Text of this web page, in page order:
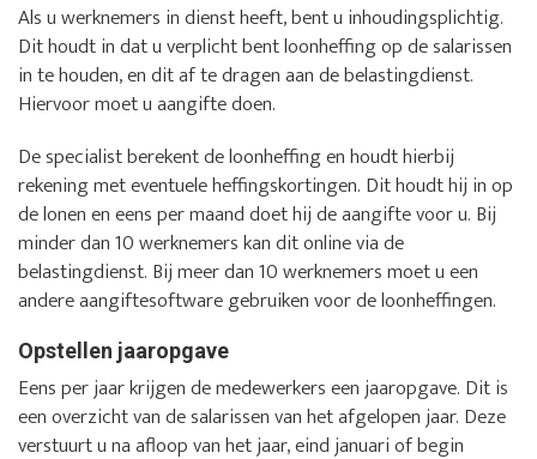
Als u werknemers in dienst heeft, bent u inhoudingsplichtig.
Dit houdt in dat u verplicht bent loonheffing op de salarissen
in te houden, en dit af te dragen aan de belastingdienst.
Hiervoor moet u aangifte doen.
De specialist berekent de loonheffing en houdt hierbij
rekening met eventuele heffingskortingen. Dit houdt hij in op
de lonen en eens per maand doet hij de aangifte voor u. Bij
minder dan 10 werknemers kan dit online via de
belastingdienst. Bij meer dan 10 werknemers moet u een
andere aangiftesoftware gebruiken voor de loonheffingen.
Opstellen jaaropgave
Eens per jaar krijgen de medewerkers een jaaropgave. Dit is
een overzicht van de salarissen van het afgelopen jaar. Deze
verstuurt u na afloop van het jaar, eind januari of begin